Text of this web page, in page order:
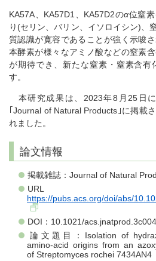
KA57A、KA57D1、KA57D2のα位窒
り(セリン、バリン、イソロイシン)、
質認識が寛容であることが強く示唆
本酵素が様々なアミノ酸などの窒素
が期待でき、新たな窒素・窒素含有
す。
本研究成果は、2023年8月25日
｢Journal of Natural Products｣に掲載
れました。
論文情報
掲載雑誌：Journal of Natural
https://pubs.acs.org/doi/abs/
DOI：10.1021/
論文題目：Isolation of
amino-acid origins from an
of Streptomyces rochei 7434AN4